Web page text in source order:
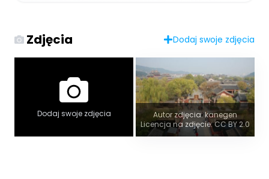
Zdjęcia Dodaj swoje zdjęcia
Dodaj swoje zdjęcia
Autor zdjęcia: kanegen
Licencja na zdjęcie: CC BY 2.0